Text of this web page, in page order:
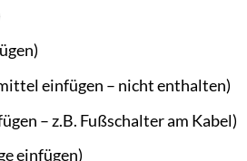
einfügen – nicht enthalten)
– z.B. Fußschalter am Kabel)
einfügen)